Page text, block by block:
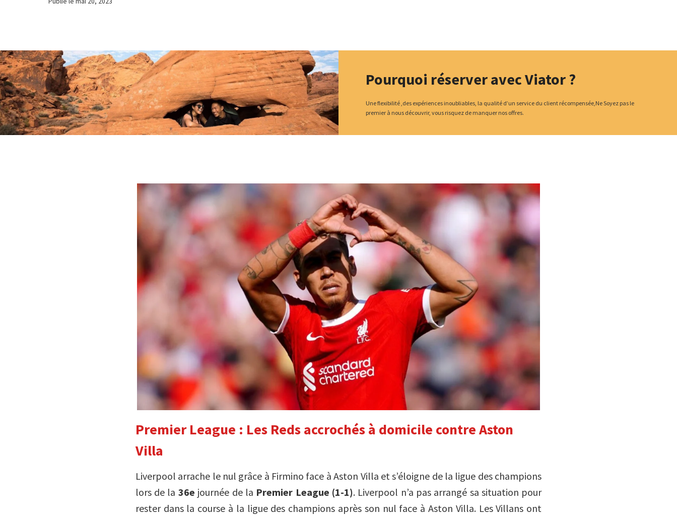
Pourquoi réserver avec Viator ?
Une flexibilité ,des expériences inoubliables, la qualité d’un service du client récompensée,Ne Soyez pas le
premier à nous découvrir, vous risquez de manquer nos offres.
Premier League : Les Reds accrochés à domicile contre Aston
Villa
Liverpool arrache le nul grâce à Firmino face à Aston Villa et s’éloigne de la ligue des champions
lors de la 36e journée de la Premier League (1-1). Liverpool n’a pas arrangé sa situation pour
rester dans la course à la ligue des champions après son nul face à Aston Villa. Les Villans ont